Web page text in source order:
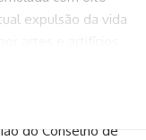
expulsão da vida
Ética da CF, onde
do Conselho de